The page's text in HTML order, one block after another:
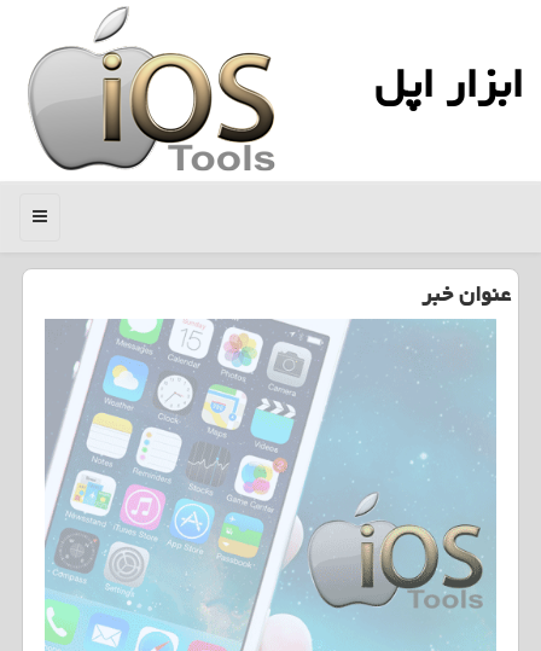
ابزار اپل
منو
عنوان خبر